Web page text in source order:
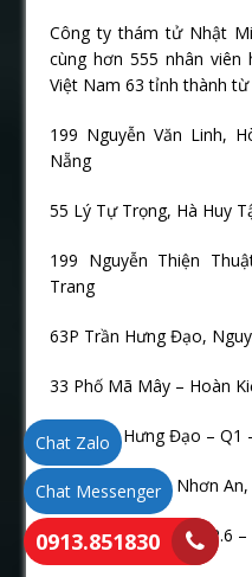
Công ty thám tử Nhật
cùng hơn 555 nhân
Việt Nam 63 tỉnh thành
199 Nguyễn Văn Linh,
Nẵng
55 Lý Tự Trọng, Hà Huy
199 Nguyễn Thiện
Trang
63P Trần Hưng Đạo,
33 Phố Mã Mây – Hoàn
199 Trần Hưng Đạo – Q1
201 Nguyễn Lữ, Nhơn
99 Lý Thường Kiệt – P.6 –
Chat Zalo
Chat Messenger
0913.851830